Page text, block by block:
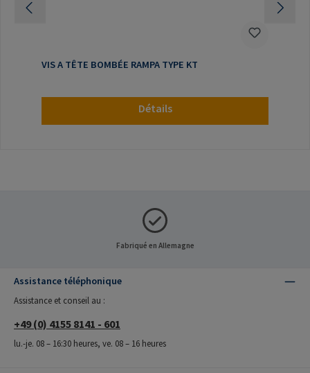
VIS A TÊTE BOMBÉE RAMPA TYPE KT
Détails
Fabriqué en Allemagne
Assistance téléphonique
Assistance et conseil au :
+49 (0) 4155 8141 - 601
lu.-je. 08 – 16:30 heures, ve. 08 – 16 heures